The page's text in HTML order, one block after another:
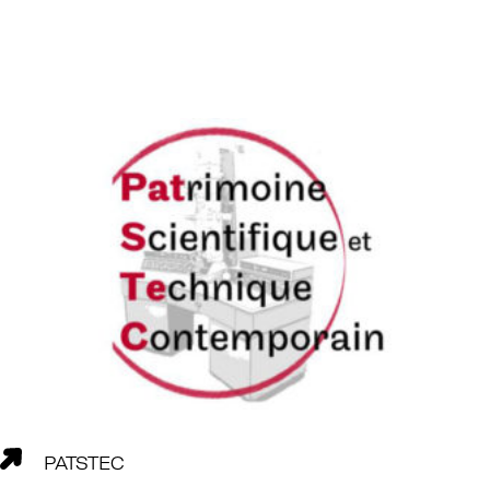
PATSTEC